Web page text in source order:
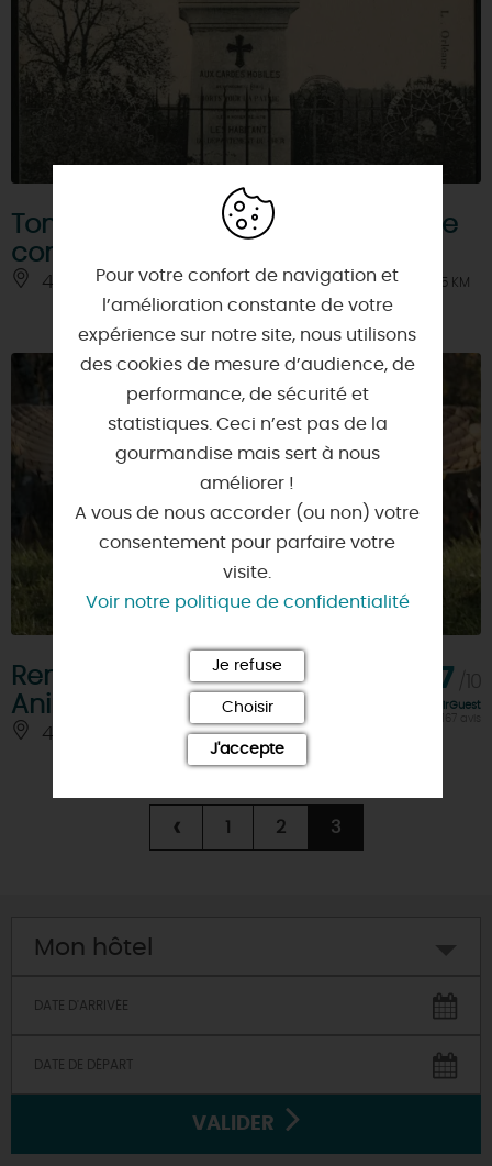
Tombe ossuaire commémorant le
conflit de 1870
45340 - JURANVILLE À 7.5 KM
Rendez-vous en Terre
Animale
45530 - SURY-AUX-BOIS
9,7
Note FairGuest
‹ 1 2 3
Mon hôtel
VALIDER
Pour votre confort de navigation et
l’amélioration constante de votre
expérience sur notre site, nous utilisons
des cookies de mesure d’audience, de
performance, de sécurité et
statistiques. Ceci n’est pas de la
gourmandise mais sert à nous
améliorer !
A vous de nous accorder (ou non) votre
consentement pour parfaire votre
visite.
Voir notre politique de confidentialité
Je refuse
Choisir
J'accepte